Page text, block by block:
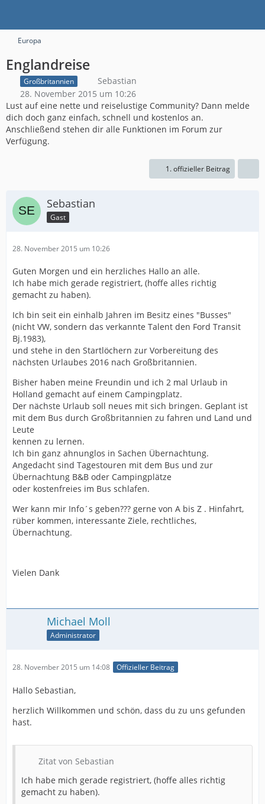
Europa
Englandreise
Großbritannien
Sebastian
28. November 2015 um 10:26
Lust auf eine nette und reiselustige Community? Dann melde
dich doch ganz einfach, schnell und kostenlos an.
Anschließend stehen dir alle Funktionen im Forum zur
Verfügung.
1. offizieller Beitrag
Sebastian
Gast
28. November 2015 um 10:26
Guten Morgen und ein herzliches Hallo an alle.
Ich habe mich gerade registriert, (hoffe alles richtig
gemacht zu haben).
Ich bin seit ein einhalb Jahren im Besitz eines "Busses"
(nicht VW, sondern das verkannte Talent den Ford Transit
Bj.1983),
und stehe in den Startlöchern zur Vorbereitung des
nächsten Urlaubes 2016 nach Großbritannien.
Bisher haben meine Freundin und ich 2 mal Urlaub in
Holland gemacht auf einem Campingplatz.
Der nächste Urlaub soll neues mit sich bringen. Geplant ist
mit dem Bus durch Großbritannien zu fahren und Land und
Leute
kennen zu lernen.
Ich bin ganz ahnunglos in Sachen Übernachtung.
Angedacht sind Tagestouren mit dem Bus und zur
Übernachtung B&B oder Campingplätze
oder kostenfreies im Bus schlafen.
Wer kann mir Info´s geben??? gerne von A bis Z . Hinfahrt,
rüber kommen, interessante Ziele, rechtliches,
Übernachtung.
Vielen Dank
Michael Moll
Administrator
28. November 2015 um 14:08 Offizieller Beitrag
Hallo Sebastian,
herzlich Willkommen und schön, dass du zu uns gefunden
hast.
Zitat von Sebastian
Ich habe mich gerade registriert, (hoffe alles richtig
gemacht zu haben).